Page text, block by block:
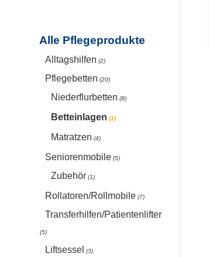
Alle Pflegeprodukte
Alltagshilfen (2)
Pflegebetten (20)
Niederflurbetten (8)
Betteinlagen (1)
Matratzen (4)
Seniorenmobile (5)
Zubehör (1)
Rollatoren/Rollmobile (7)
Transferhilfen/Patientenlifter
(5)
Liftsessel (3)